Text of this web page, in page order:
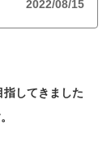
2022/08/15
してきました